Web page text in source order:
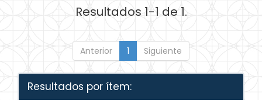
Resultados 1-1 de 1.
Anterior 1 Siguiente
Resultados por ítem: